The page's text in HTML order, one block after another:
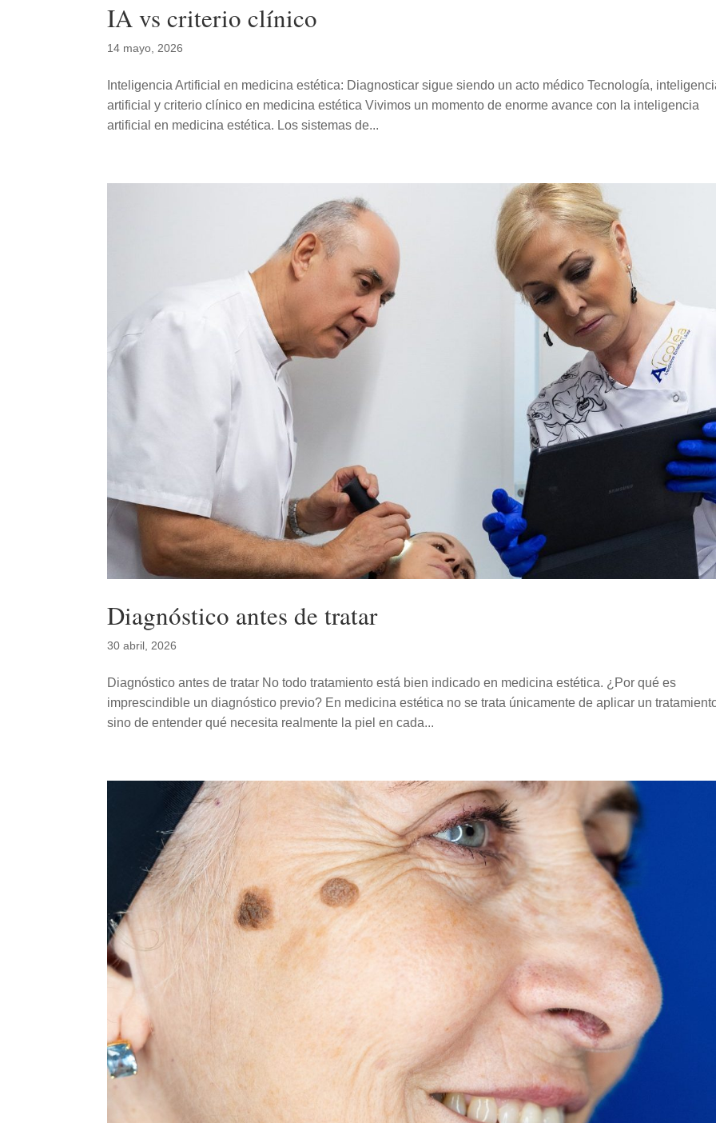
IA vs criterio clínico
14 mayo, 2026
Inteligencia Artificial en medicina estética: Diagnosticar sigue siendo un acto médico Tecnología,
artificial y criterio clínico en medicina estética Vivimos un momento de enorme avance con la inteligencia
artificial en medicina estética. Los sistemas de...
Diagnóstico antes de tratar
30 abril, 2026
Diagnóstico antes de tratar No todo tratamiento está bien indicado en medicina estética. ¿Por qué es
imprescindible un diagnóstico previo? En medicina estética no se trata únicamente de aplicar un
sino de entender qué necesita realmente la piel en cada...